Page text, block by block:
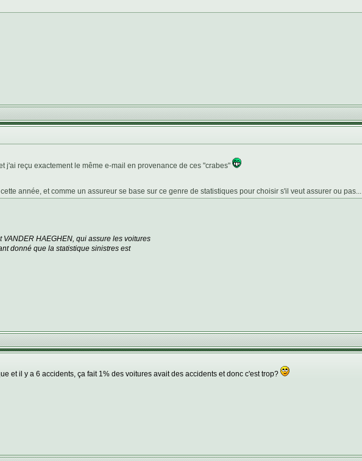
j'ai reçu exactement le même e-mail en provenance de ces "crabes"
année, et comme un assureur se base sur ce genre de statistiques pour choisir s'il veut assurer ou pas...
HAEGHEN, qui assure les voitures
donné que la statistique sinistres est
et il y a 6 accidents, ça fait 1% des voitures avait des accidents et donc c'est trop?